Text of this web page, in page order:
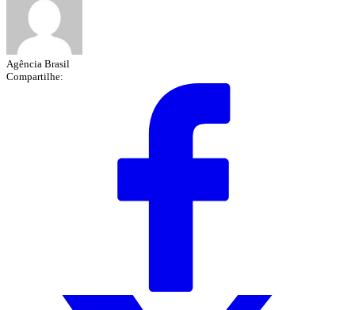
Agência Brasil
Compartilhe: